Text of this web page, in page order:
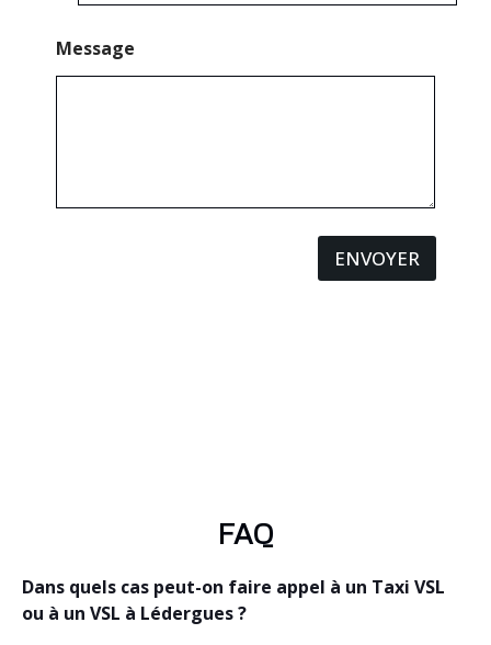
Message
ENVOYER
FAQ
Dans quels cas peut-on faire appel à un Taxi VSL
ou à un VSL à Lédergues ?